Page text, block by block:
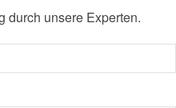
durch unsere Experten.